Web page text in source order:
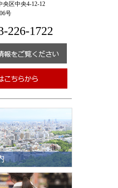
央区中央4-12-12
号
226-1722